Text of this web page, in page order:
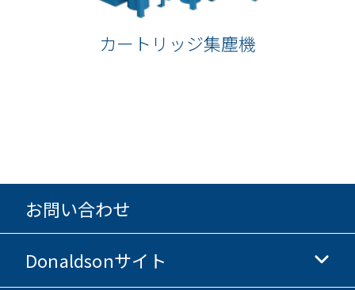
カートリッジ集塵機
お問い合わせ
Donaldsonサイト